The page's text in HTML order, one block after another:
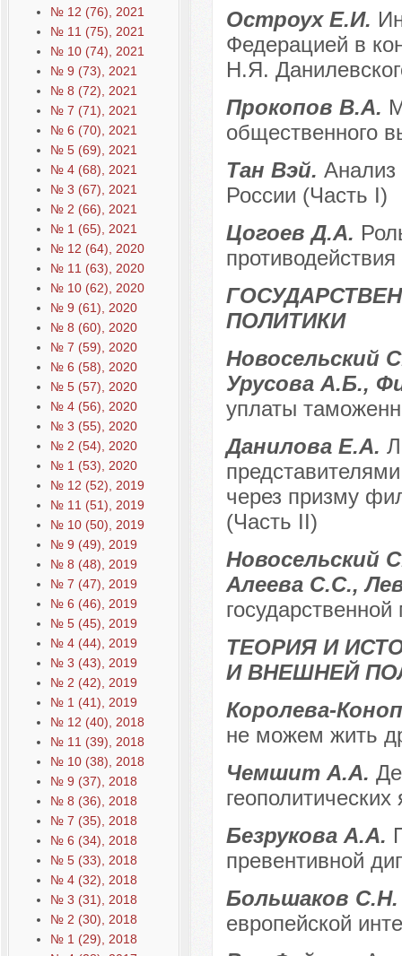
№ 12 (76), 2021
№ 11 (75), 2021
№ 10 (74), 2021
№ 9 (73), 2021
№ 8 (72), 2021
№ 7 (71), 2021
№ 6 (70), 2021
№ 5 (69), 2021
№ 4 (68), 2021
№ 3 (67), 2021
№ 2 (66), 2021
№ 1 (65), 2021
№ 12 (64), 2020
№ 11 (63), 2020
№ 10 (62), 2020
№ 9 (61), 2020
№ 8 (60), 2020
№ 7 (59), 2020
№ 6 (58), 2020
№ 5 (57), 2020
№ 4 (56), 2020
№ 3 (55), 2020
№ 2 (54), 2020
№ 1 (53), 2020
№ 12 (52), 2019
№ 11 (51), 2019
№ 10 (50), 2019
№ 9 (49), 2019
№ 8 (48), 2019
№ 7 (47), 2019
№ 6 (46), 2019
№ 5 (45), 2019
№ 4 (44), 2019
№ 3 (43), 2019
№ 2 (42), 2019
№ 1 (41), 2019
№ 12 (40), 2018
№ 11 (39), 2018
№ 10 (38), 2018
№ 9 (37), 2018
№ 8 (36), 2018
№ 7 (35), 2018
№ 6 (34), 2018
№ 5 (33), 2018
№ 4 (32), 2018
№ 3 (31), 2018
№ 2 (30), 2018
№ 1 (29), 2018
Остроух Е.И.
Федерацией в
Н.Я.
Прокопов В.А.
общественного
Тан Вэй. Анализ
России (Часть I)
Цогоев Д.А.
ПОЛИТИКИ
Новосельский
Урусова А.Б.,
уплаты
Данилова Е.А.
через призму
(Часть II)
Новосельский
Алеева С.С.,
ТЕОРИЯ И
И ВНЕШНЕЙ
Королева-
не можем жить
Чемшит А.А.
Безрукова А.А.
превентивной
Большаков
европейской